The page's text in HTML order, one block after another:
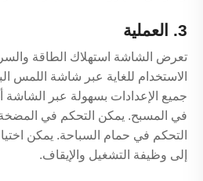
3. العملية
تعرض الشاشة استهلاك الطاقة
الاستخدام للغاية عبر شاشة اللمس
جميع الإعدادات بسهولة عبر
في المسبح. يمكن التحكم في
التحكم في حمام السباحة. يمكن
إلى وظيفة التشغيل والإيقاف.